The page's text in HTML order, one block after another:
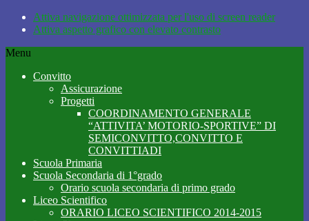
Attiva navigazione ottimizzata per l'uso di screen reader
Attiva aspetto grafico con elevato contrasto
Menu
Convitto
Assicurazione
Progetti
COORDINAMENTO GENERALE
“ATTIVITA’ MOTORIO-SPORTIVE” DI
SEMICONVITTO,CONVITTO E
CONVITTIADI
Scuola Primaria
Scuola Secondaria di 1°grado
Orario scuola secondaria di primo grado
Liceo Scientifico
ORARIO LICEO SCIENTIFICO 2014-2015